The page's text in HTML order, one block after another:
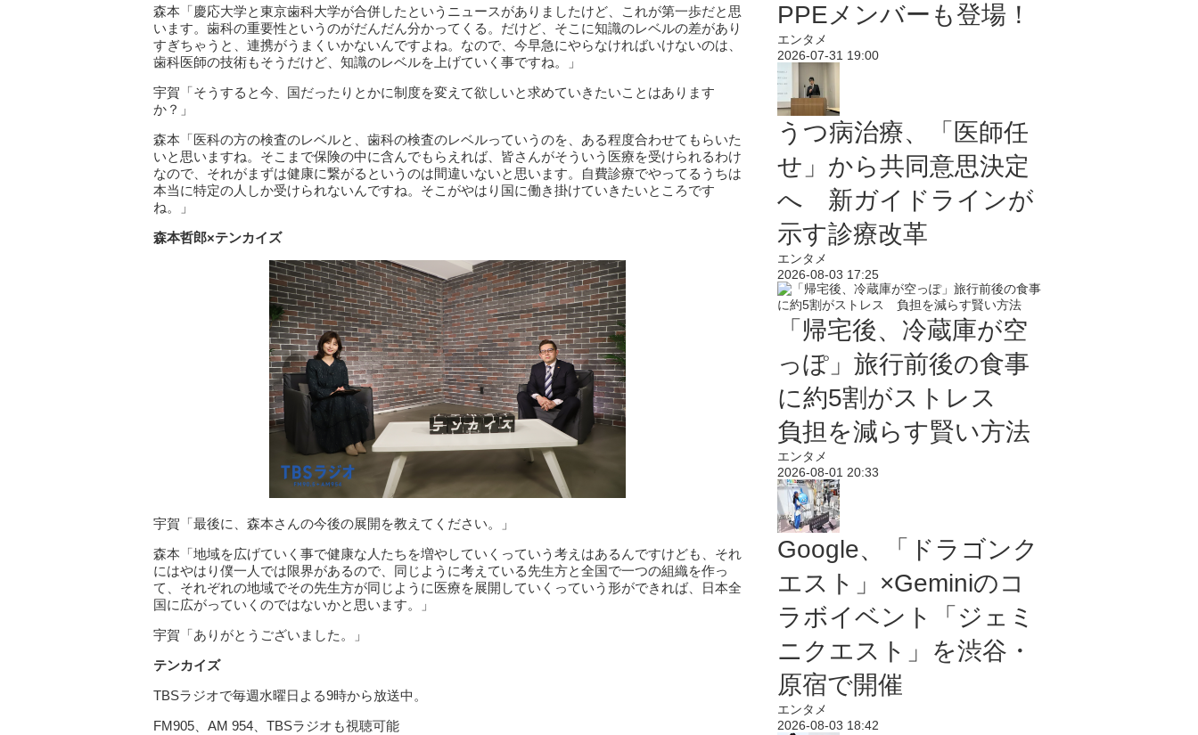
森本「慶応大学と東京歯科大学が合併したというニュースがありましたけど、これが第一歩だと思
います。歯科の重要性というのがだんだん分かってくる。だけど、そこに知識のレベルの差があり
すぎちゃうと、連携がうまくいかないんですよね。なので、今早急にやらなければいけないのは、
歯科医師の技術もそうだけど、知識のレベルを上げていく事ですね。」
宇賀「そうすると今、国だったりとかに制度を変えて欲しいと求めていきたいことはあります
か？」
森本「医科の方の検査のレベルと、歯科の検査のレベルっていうのを、ある程度合わせてもらいた
いと思いますね。そこまで保険の中に含んでもらえれば、皆さんがそういう医療を受けられるわけ
なので、それがまずは健康に繋がるというのは間違いないと思います。自費診療でやってるうちは
本当に特定の人しか受けられないんですね。そこがやはり国に働き掛けていきたいところです
ね。」
森本哲郎×テンカイズ
宇賀「最後に、森本さんの今後の展開を教えてください。」
森本「地域を広げていく事で健康な人たちを増やしていくっていう考えはあるんですけども、それ
にはやはり僕一人では限界があるので、同じように考えている先生方と全国で一つの組織を作っ
て、それぞれの地域でその先生方が同じように医療を展開していくっていう形ができれば、日本全
国に広がっていくのではないかと思います。」
宇賀「ありがとうございました。」
テンカイズ
TBSラジオで毎週水曜日よる9時から放送中。
FM905、AM 954、TBSラジオも視聴可能
PPEメンバーも登場！
エンタメ
2026-07-31 19:00
うつ病治療、「医師任
せ」から共同意思決定
へ 新ガイドラインが
示す診療改革
エンタメ
2026-08-03 17:25
「帰宅後、冷蔵庫が空
っぽ」旅行前後の食事
に約5割がストレス
負担を減らす賢い方法
エンタメ
2026-08-01 20:33
Google、「ドラゴンク
エスト」×Geminiのコ
ラボイベント「ジェミ
ニクエスト」を渋谷・
原宿で開催
エンタメ
2026-08-03 18:42